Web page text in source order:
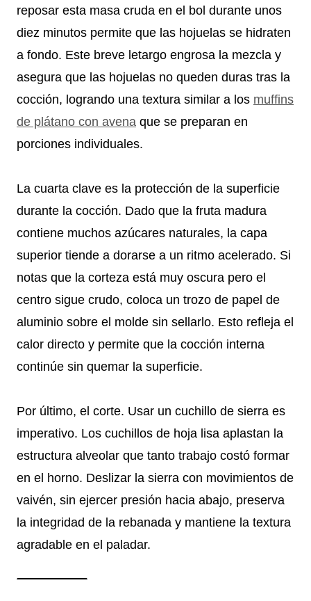
reposar esta masa cruda en el bol durante unos
diez minutos permite que las hojuelas se hidraten
a fondo. Este breve letargo engrosa la mezcla y
asegura que las hojuelas no queden duras tras la
cocción, logrando una textura similar a los muffins
de plátano con avena que se preparan en
porciones individuales.
La cuarta clave es la protección de la superficie
durante la cocción. Dado que la fruta madura
contiene muchos azúcares naturales, la capa
superior tiende a dorarse a un ritmo acelerado. Si
notas que la corteza está muy oscura pero el
centro sigue crudo, coloca un trozo de papel de
aluminio sobre el molde sin sellarlo. Esto refleja el
calor directo y permite que la cocción interna
continúe sin quemar la superficie.
Por último, el corte. Usar un cuchillo de sierra es
imperativo. Los cuchillos de hoja lisa aplastan la
estructura alveolar que tanto trabajo costó formar
en el horno. Deslizar la sierra con movimientos de
vaivén, sin ejercer presión hacia abajo, preserva
la integridad de la rebanada y mantiene la textura
agradable en el paladar.